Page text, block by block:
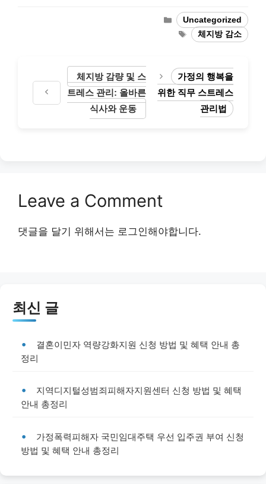
Categories
Uncategorized
Tags
체지방 감소
체지방 감량 및 스
트레스 관리: 올바른
식사와 운동
가정의 행복을
위한 직무 스트레스
관리법
Leave a Comment
댓글을 달기 위해서는 로그인해야합니다.
최신 글
결혼이민자 역량강화지원 신청 방법 및 혜택 안내 총
정리
지역디지털성범죄피해자지원센터 신청 방법 및 혜택
안내 총정리
가정폭력피해자 국민임대주택 우선 입주권 부여 신청
방법 및 혜택 안내 총정리